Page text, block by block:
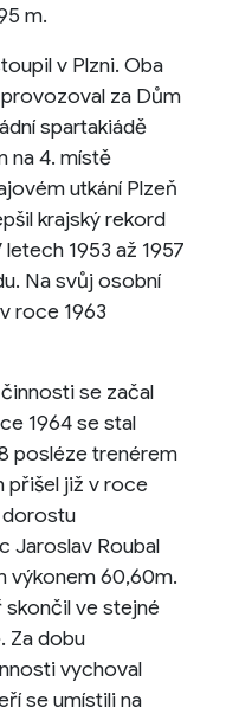
m.
v Plzni. Oba
za Dům
spartakiádě
na 4. místě
utkání Plzeň
krajský rekord
1953 až 1957
Na svůj osobní
roce 1963
se začal
1964 se stal
posléze trenérem
přišel již v roce
dorostu
Jaroslav Roubal
výkonem 60,60m.
skončil ve stejné
Za dobu
vychoval
se umístili na